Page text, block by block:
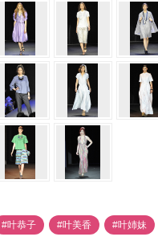
#叶恭子 #叶美香 #叶姉妹